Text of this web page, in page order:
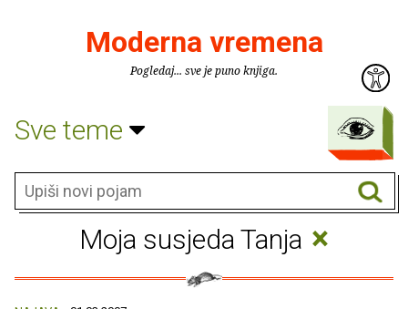
Moderna vremena
Pogledaj... sve je puno knjiga.
Sve teme
Moja susjeda Tanja ×